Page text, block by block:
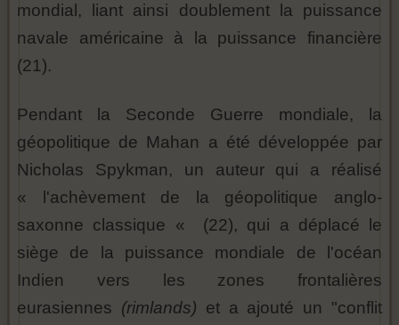
mondial, liant ainsi doublement la puissance
navale américaine à la puissance financière
(21).
Pendant la Seconde Guerre mondiale, la
géopolitique de Mahan a été développée par
Nicholas Spykman, un auteur qui a réalisé
« l'achèvement de la géopolitique anglo-
saxonne classique « (22), qui a déplacé le
siège de la puissance mondiale de l'océan
Indien vers les zones frontalières
eurasiennes (rimlands) et a ajouté un "conflit